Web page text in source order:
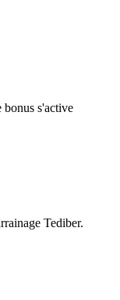
bonus s'active
Tediber.